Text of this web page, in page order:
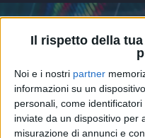
Il rispetto della
Noi e i nostri partner
informazioni su un
personali, come
inviate da un dispositivo per
misurazione di annunci e